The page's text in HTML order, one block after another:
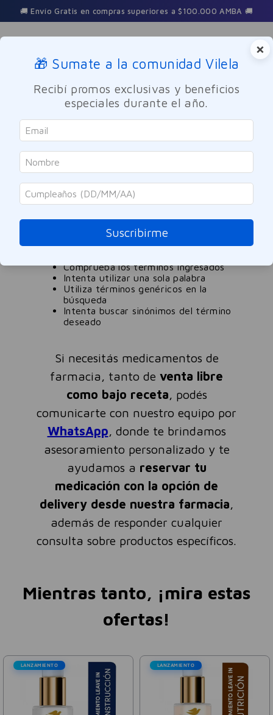
🚚 Envío Gratis en compras superiores a $100.000 AMBA 🚚
Buscar
spray-calmante-mamario-60ml
OOPS!
No encontramos ningún resultado para
¿Qué debo hacer?
Comprueba los términos ingresados
Intenta utilizar una sola palabra
Utiliza términos genéricos en la
búsqueda
Intenta buscar sinónimos del término
deseado
Si necesitás medicamentos de
farmacia, tanto de venta libre
como bajo receta, podés
comunicarte con nuestro equipo por
WhatsApp, donde te brindamos
asesoramiento personalizado y te
ayudamos a reservar tu
medicación con la opción de
delivery desde nuestra farmacia,
además de responder cualquier
consulta sobre productos específicos.
Mientras tanto, ¡mira estas
ofertas!
LANZAMIENTO LANZAMIENTO
×
🎁 Sumate a la comunidad Vilela
Recibí promos exclusivas y beneficios
especiales durante el año.
Suscribirme